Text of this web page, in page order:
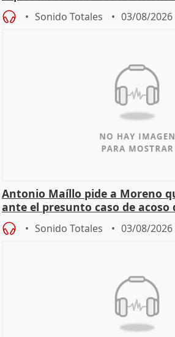
Becerril
Sonido Totales 03/08/2026
Antonio Maíllo pide a Moreno
ante el presunto caso de acoso
Sonido Totales 03/08/2026